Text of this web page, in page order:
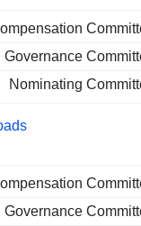
Governance
Nominating
Governance